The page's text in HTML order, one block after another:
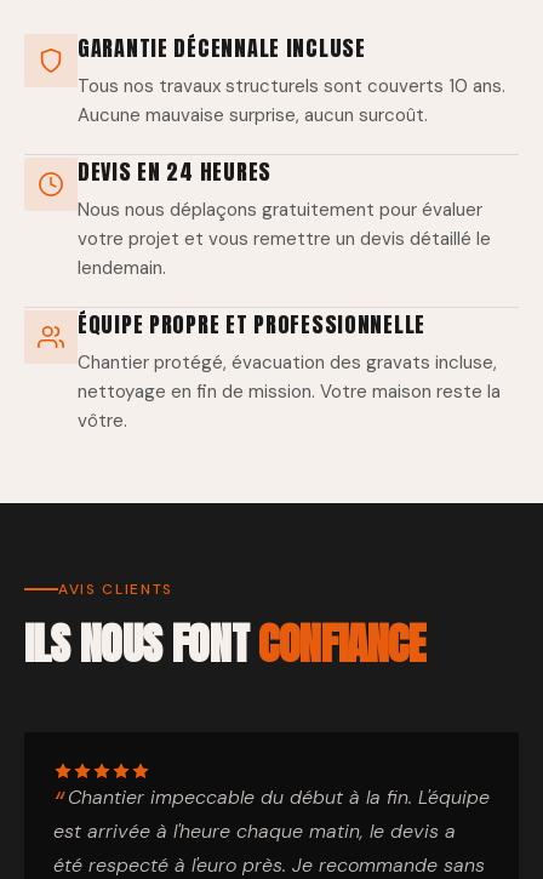
GARANTIE DÉCENNALE INCLUSE
Tous nos travaux structurels sont couverts 10 ans.
Aucune mauvaise surprise, aucun surcoût.
DEVIS EN 24 HEURES
Nous nous déplaçons gratuitement pour évaluer
votre projet et vous remettre un devis détaillé le
lendemain.
ÉQUIPE PROPRE ET PROFESSIONNELLE
Chantier protégé, évacuation des gravats incluse,
nettoyage en fin de mission. Votre maison reste la
vôtre.
AVIS CLIENTS
ILS NOUS FONTCONFIANCE
Chantier impeccable du début à la fin. L'équipe
est arrivée à l'heure chaque matin, le devis a
été respecté à l'euro près. Je recommande sans